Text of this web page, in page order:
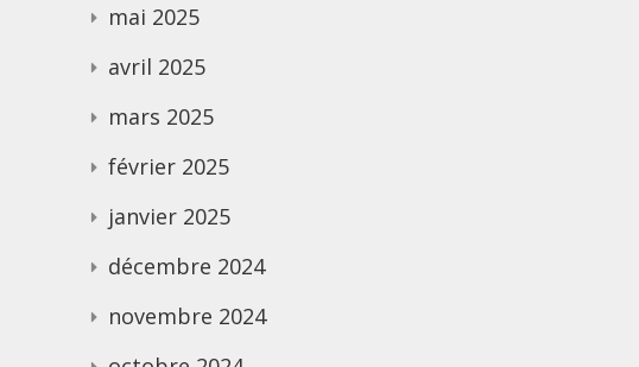
mai 2025
avril 2025
mars 2025
février 2025
janvier 2025
décembre 2024
novembre 2024